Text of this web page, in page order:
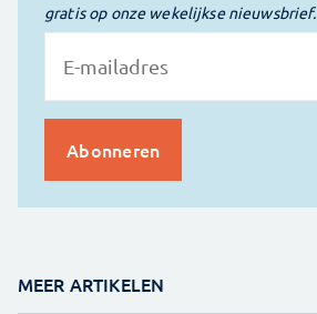
gratis op onze wekelijkse nieuwsbrief.
MEER ARTIKELEN